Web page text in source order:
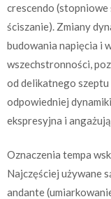
crescendo
ściszanie). Zmiany
budowania napięcia i
wszechstronności,
od delikatnego szeptu
odpowiedniej
ekspresyjna i
Oznaczenia tempa
Najczęściej używane
andante